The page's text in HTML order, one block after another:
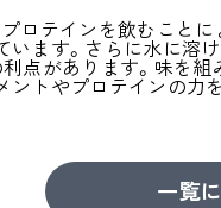
ロテインを飲むこと
ます。さらに水に溶
点があります。味を
トやプロテインの力
一覧